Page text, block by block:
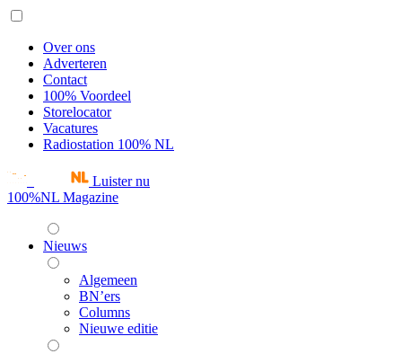
Over ons
Adverteren
Contact
100% Voordeel
Storelocator
Vacatures
Radiostation 100% NL
Luister nu
100%NL Magazine
Nieuws
Algemeen
BN’ers
Columns
Nieuwe editie